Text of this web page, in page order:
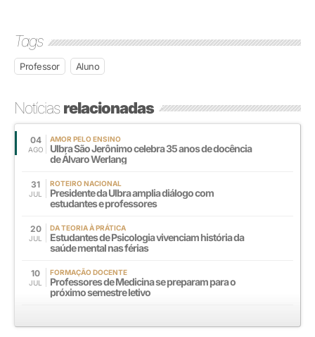
Tags
Professor Aluno
Notíciasrelacionadas
04
AGO
AMOR PELO ENSINO
Ulbra São Jerônimo celebra 35 anos de docência
de Álvaro Werlang
31
JUL
ROTEIRO NACIONAL
Presidente da Ulbra amplia diálogo com
estudantes e professores
20
JUL
DA TEORIA À PRÁTICA
Estudantes de Psicologia vivenciam história da
saúde mental nas férias
10
JUL
FORMAÇÃO DOCENTE
Professores de Medicina se preparam para o
próximo semestre letivo